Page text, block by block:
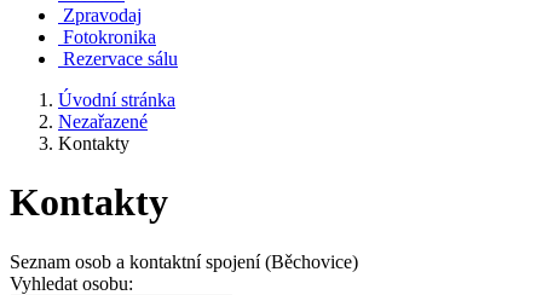
Zpravodaj
Fotokronika
Rezervace sálu
Úvodní stránka
Nezařazené
Kontakty
Kontakty
Seznam osob a kontaktní spojení (Běchovice)
Vyhledat osobu: